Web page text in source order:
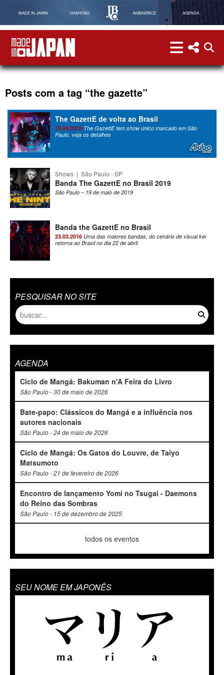
MADE IN JAPAN HASHITAG AKIBASPACE AGENDA
menu menu
Posts com a tag “the gazette”
The GazettE de volta ao Brasil
10.04.2019 The GazettE tem show único marcado em São
Paulo, veja os detalhes
Shows | São Paulo - SP
Banda The GazettE no Brasil 2019
São Paulo – 19 de maio de 2019
Banda the GazettE no Brasil
23.03.2016 Uma das maiores bandas, do cenário de visual kei
retorna ao Brasil no dia 22 de abril
PESQUISAR NO SITE
AGENDA
Ciclo de Mangá: Bakuman n'A Feira do Livro
São Paulo - 30 de maio de 2026
Bate-papo: Clássicos do Mangá e a influência nos
autores nacionais
São Paulo - 24 de maio de 2026
Ciclo de Mangá: Os Gatos do Louvre, de Taiyo
Matsumoto
São Paulo - 21 de fevereiro de 2026
Encontro de lançamento Yomi no Tsugai - Daemons
do Reino das Sombras
São Paulo - 15 de dezembro de 2025
todos os eventos
SEU NOME EM JAPONÊS